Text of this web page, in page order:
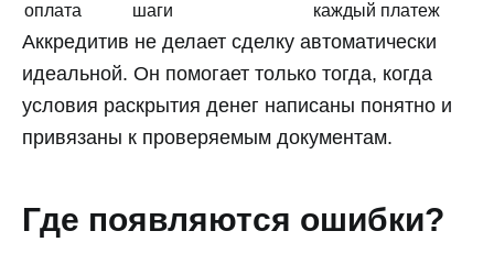
оплата
шаги
каждый платеж
Аккредитив не делает сделку автоматически
идеальной. Он помогает только тогда, когда
условия раскрытия денег написаны понятно и
привязаны к проверяемым документам.
Где появляются ошибки?